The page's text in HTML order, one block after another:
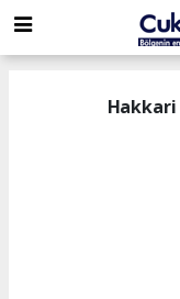
dini
chat
islami
chat
islami
sohbetler
Hakkari